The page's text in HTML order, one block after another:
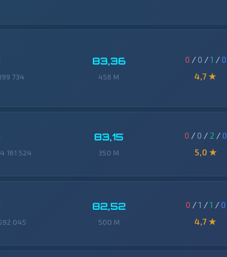
734
83,36
456 M
0 / 0 /1 /0
4,7 ★
161 524
83,15
350 M
0 / 0 / 2 /0
5,0 ★
045
82,52
500 M
0 /1 /1 /0
4,7 ★